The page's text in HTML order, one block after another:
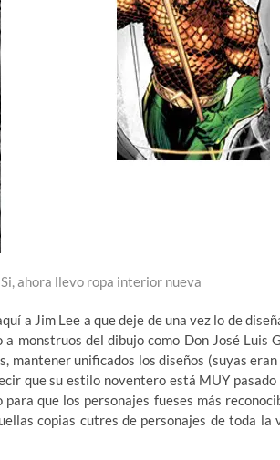
Si, ahora llevo ropa interior nueva
a Jim Lee a que deje de una vez lo de
monstruos del dibujo como Don José Luis
mantener unificados los diseños (suyas
que su estilo noventero está MUY pasado
que los personajes fueses más
copias cutres de personajes de toda la